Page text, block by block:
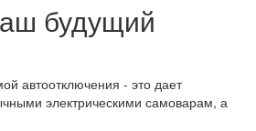
будущий
автоотключения - это дает
электрическими самоварам, а